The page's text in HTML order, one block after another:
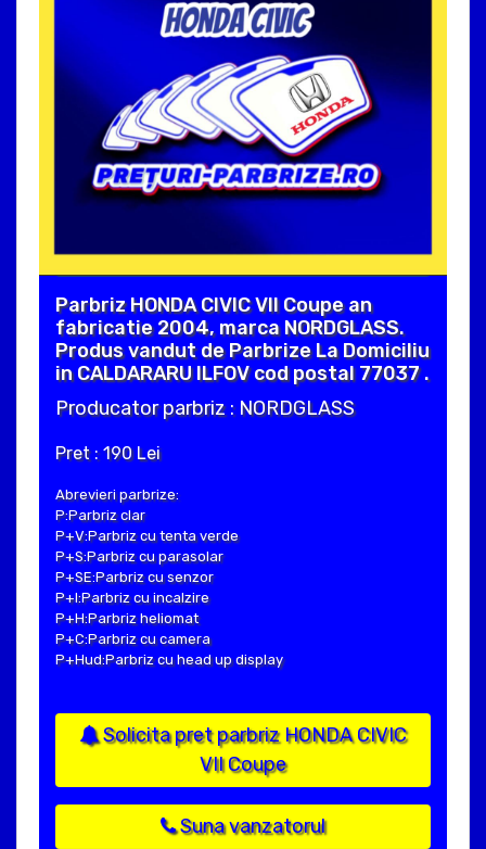
Parbriz HONDA CIVIC VII Coupe an
fabricatie 2004, marca NORDGLASS.
Produs vandut de Parbrize La Domiciliu
in CALDARARU ILFOV cod postal 77037 .
Producator parbriz : NORDGLASS
Pret : 190 Lei
Abrevieri parbrize:
P:Parbriz clar
P+V:Parbriz cu tenta verde
P+S:Parbriz cu parasolar
P+SE:Parbriz cu senzor
P+I:Parbriz cu incalzire
P+H:Parbriz heliomat
P+C:Parbriz cu camera
P+Hud:Parbriz cu head up display
Solicita pret parbriz HONDA CIVIC
VII Coupe
Suna vanzatorul